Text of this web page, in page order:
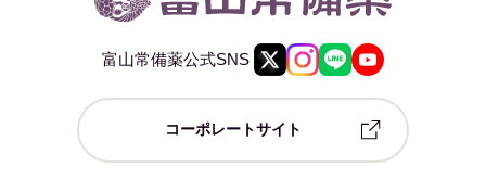
富山常備薬公式SNS
コーポレートサイト